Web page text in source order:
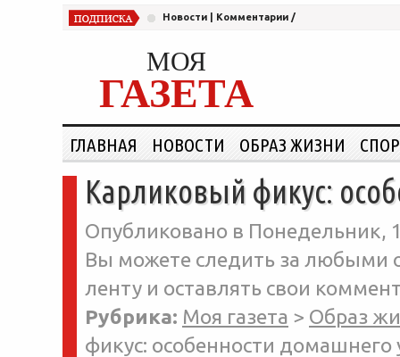
Новости Комментарии /
МОЯ
ГАЗЕТА
ГЛАВНАЯ НОВОСТИ ОБРАЗ ЖИЗНИ
Карликовый фикус:
Опубликовано в Понедельник,
Вы можете следить за любыми
ленту и оставлять свои
Рубрика: Моя газета > Образ
фикус: особенности домашнего